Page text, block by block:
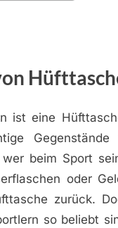
ist eine
beim Sport
oder
zurück.
so beliebt